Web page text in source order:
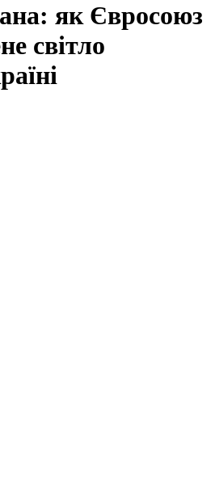
як Євросоюз
світло